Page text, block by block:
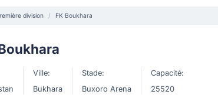
division FK Boukhara
Ville:
Bukhara
Stade:
Buxoro Arena
Capacité:
25520